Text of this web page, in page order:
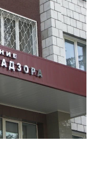
которые
к обуви, в
гарантия на
обувь,
Если
времени можно
короткий период